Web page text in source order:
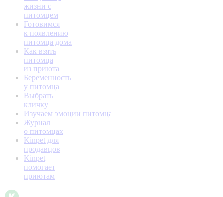
жизни с
питомцем
Готовимся
к появлению
питомца дома
Как взять
питомца
из приюта
Беременность
у питомца
Выбрать
кличку
Изучаем эмоции питомца
Журнал
о питомцах
Kinpet для
продавцов
Kinpet
помогает
приютам